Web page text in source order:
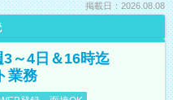
掲載日：2026.08.08
～4日＆16時迄
業務